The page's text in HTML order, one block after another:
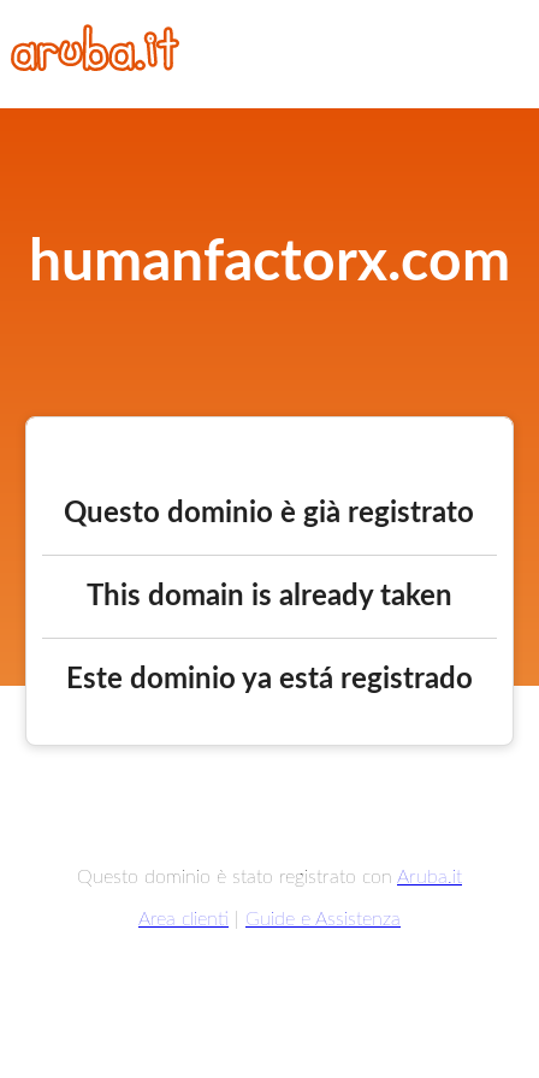
humanfactorx.com
Questo dominio è già registrato
This domain is already taken
Este dominio ya está registrado
Questo dominio è stato registrato con Aruba.it
Area clienti Guide e Assistenza